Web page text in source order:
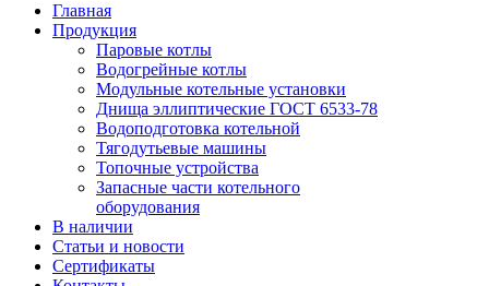
Главная
Продукция
Паровые котлы
Водогрейные котлы
Модульные котельные установки
Днища эллиптические ГОСТ 6533-78
Водоподготовка котельной
Тягодутьевые машины
Топочные устройства
Запасные части котельного
оборудования
В наличии
Статьи и новости
Сертификаты